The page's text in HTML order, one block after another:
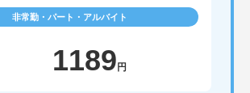
非常勤・パート・アルバイト
1189 円